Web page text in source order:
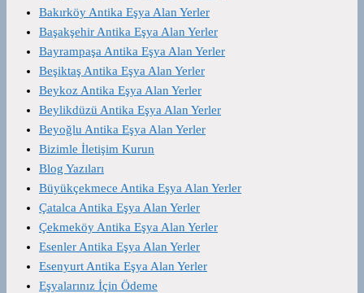
Bakırköy Antika Eşya Alan Yerler
Başakşehir Antika Eşya Alan Yerler
Bayrampaşa Antika Eşya Alan Yerler
Beşiktaş Antika Eşya Alan Yerler
Beykoz Antika Eşya Alan Yerler
Beylikdüzü Antika Eşya Alan Yerler
Beyoğlu Antika Eşya Alan Yerler
Bizimle İletişim Kurun
Blog Yazıları
Büyükçekmece Antika Eşya Alan Yerler
Çatalca Antika Eşya Alan Yerler
Çekmeköy Antika Eşya Alan Yerler
Esenler Antika Eşya Alan Yerler
Esenyurt Antika Eşya Alan Yerler
Eşyalarınız İçin Ödeme